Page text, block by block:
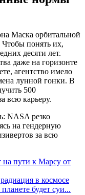
Маска орбитальной
Чтобы понять их,
десяти лет.
даже на горизонте
агентство имело
лунной гонки. В
500
всю карьеру.
NASA резко
на гендерную
за всю
пути к Марсу от
в космосе
будет суи...